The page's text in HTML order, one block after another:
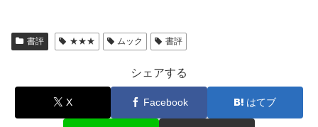
書評 ★★★ ムック 書評
シェアする
X Facebook はてブ